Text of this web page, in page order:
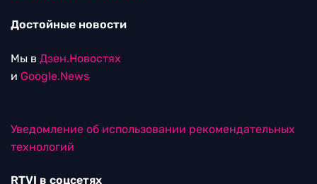
Достойные новости
Мы в Дзен.Новостях
и Google.News
Уведомление об использовании рекомендательных
технологий
RTVI в соцсетях